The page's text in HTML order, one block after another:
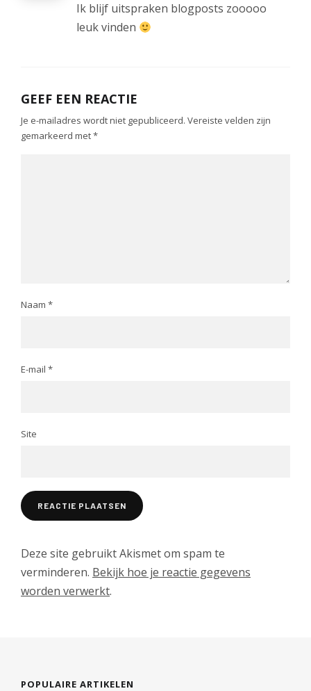
Ik blijf uitspraken blogposts zooooo
leuk vinden
GEEF EEN REACTIE
Je e-mailadres wordt niet gepubliceerd. Vereiste velden zijn
gemarkeerd met*
Naam *
E-mail *
Site
Deze site gebruikt Akismet om spam te
verminderen. Bekijk hoe je reactie gegevens
worden verwerkt.
POPULAIRE ARTIKELEN